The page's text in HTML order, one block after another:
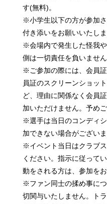
す(無料)。
※小学生以下の方が参加
付き添いをお願いいたし
※会場内で発生した怪我
側は一切責任を負いません
※ご参加の際には、会員
員証のスクリーンショッ
ど、理由に関係なく会員
加いただけません。予めご
※選手は当日のコンディ
加できない場合がございま
※イベント当日はクラブ
ください。指示に従って
動をされる方は、参加を
※ファン同士の揉め事に
切関与いたしません。ト